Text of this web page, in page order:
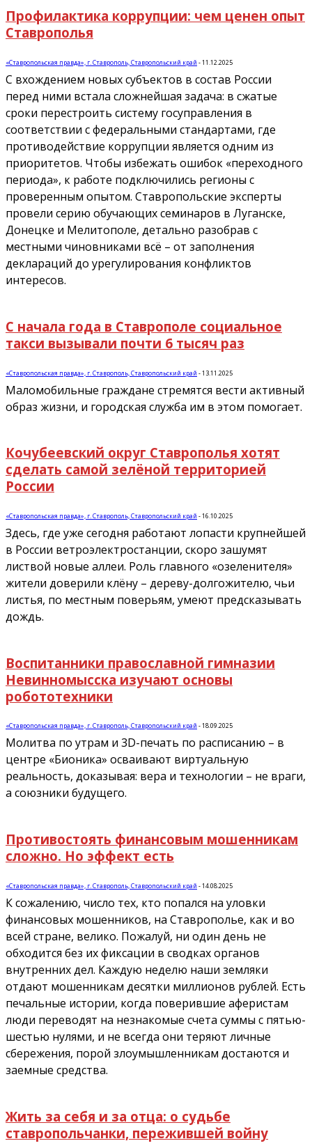
Профилактика коррупции: чем ценен опыт
Ставрополья
«Ставропольская правда», г. Ставрополь, Ставропольский край -11.12.2025
С вхождением новых субъектов в состав России
перед ними встала сложнейшая задача: в сжатые
сроки перестроить систему госуправления в
соответствии с федеральными стандартами, где
противодействие коррупции является одним из
приоритетов. Чтобы избежать ошибок «переходного
периода», к работе подключились регионы с
проверенным опытом. Ставропольские эксперты
провели серию обучающих семинаров в Луганске,
Донецке и Мелитополе, детально разобрав с
местными чиновниками всё – от заполнения
деклараций до урегулирования конфликтов
интересов.
С начала года в Ставрополе социальное
такси вызывали почти 6 тысяч раз
«Ставропольская правда», г. Ставрополь, Ставропольский край -13.11.2025
Маломобильные граждане стремятся вести активный
образ жизни, и городская служба им в этом помогает.
Кочубеевский округ Ставрополья хотят
сделать самой зелёной территорией
России
«Ставропольская правда», г. Ставрополь, Ставропольский край -16.10.2025
Здесь, где уже сегодня работают лопасти крупнейшей
в России ветроэлектростанции, скоро зашумят
листвой новые аллеи. Роль главного «озеленителя»
жители доверили клёну – дереву-долгожителю, чьи
листья, по местным поверьям, умеют предсказывать
дождь.
Воспитанники православной гимназии
Невинномысска изучают основы
робототехники
«Ставропольская правда», г. Ставрополь, Ставропольский край -18.09.2025
Молитва по утрам и 3D-печать по расписанию – в
центре «Бионика» осваивают виртуальную
реальность, доказывая: вера и технологии – не враги,
а союзники будущего.
Противостоять финансовым мошенникам
сложно. Но эффект есть
«Ставропольская правда», г. Ставрополь, Ставропольский край -14.08.2025
К сожалению, число тех, кто попался на уловки
финансовых мошенников, на Ставрополье, как и во
всей стране, велико. Пожалуй, ни один день не
обходится без их фиксации в сводках органов
внутренних дел. Каждую неделю наши земляки
отдают мошенникам десятки миллионов рублей. Есть
печальные истории, когда поверившие аферистам
люди переводят на незнакомые счета суммы с пятью-
шестью нулями, и не всегда они теряют личные
сбережения, порой злоумышленникам достаются и
заемные средства.
Жить за себя и за отца: о судьбе
ставропольчанки, пережившей войну